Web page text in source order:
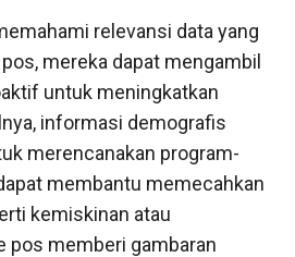
relevansi data yang
mereka dapat mengambil
untuk meningkatkan
informasi demografis
merencanakan program-
membantu memecahkan
kemiskinan atau
pos memberi gambaran